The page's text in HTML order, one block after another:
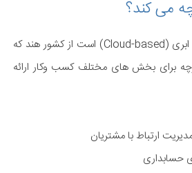
Zoho یک پلتفرم تجاری ابری (Cloud-based) است از کشور هند که
یکپارچه برای بخش های مختلف کسب وکار ارائه